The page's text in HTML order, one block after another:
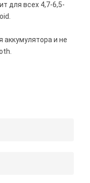
для всех 4,7-6,5-
аккумулятора и не